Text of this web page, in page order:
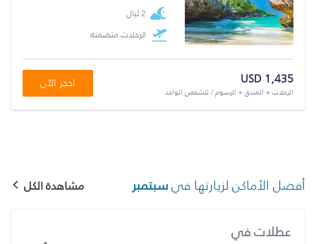
2 ليال
الرحلات متضمنة
USD 1,435
الرحلات + الفندق + الرسوم / للشخص الواحد
احجز الآن
أفضل الأماكن لزيارتها فيسبتمبر مشاهدة الكل
عطلات في